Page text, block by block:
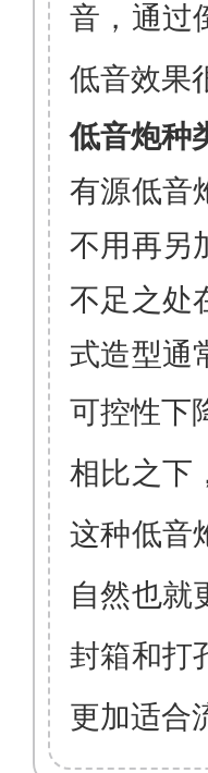
音，通过
低音效果
低音炮种
有源低音
不用再另
不足之处
式造型通
可控性下
相比之下
这种低音
自然也就
封箱和打
更加适合